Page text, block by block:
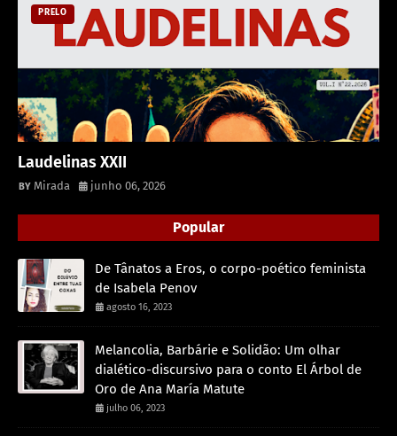
PRELO
Laudelinas XXII
Mirada junho 06, 2026
Popular
De Tânatos a Eros, o corpo-poético feminista
de Isabela Penov
agosto 16, 2023
Melancolia, Barbárie e Solidão: Um olhar
dialético-discursivo para o conto El Árbol de
Oro de Ana María Matute
julho 06, 2023